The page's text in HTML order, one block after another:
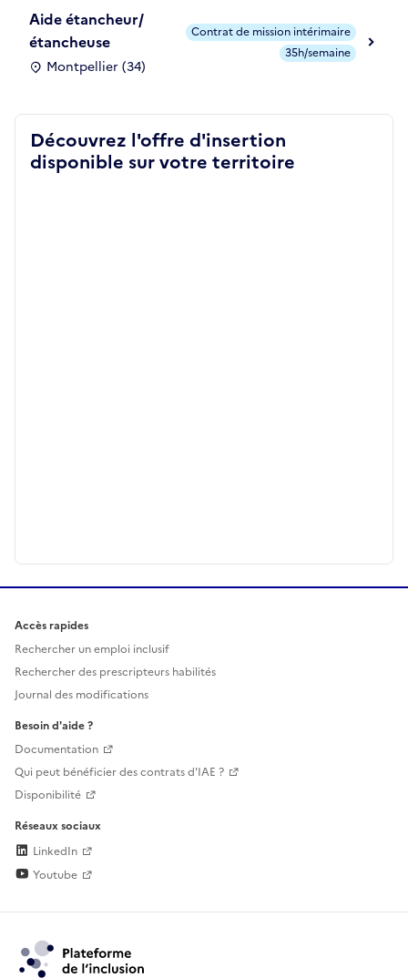
Aide étancheur/
étancheuse
Montpellier (34)
Contrat de mission intérimaire
35h/semaine
Découvrez l'offre d'insertion
disponible sur votre territoire
Accès rapides
Rechercher un emploi inclusif
Rechercher des prescripteurs habilités
Journal des modifications
Besoin d'aide ?
Documentation
Qui peut bénéficier des contrats d'IAE ?
Disponibilité
Réseaux sociaux
LinkedIn
Youtube